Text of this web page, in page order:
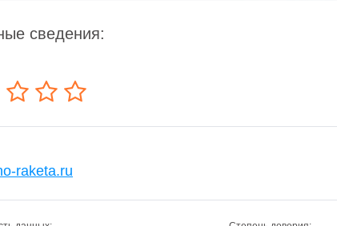
сведения:
raketa.ru